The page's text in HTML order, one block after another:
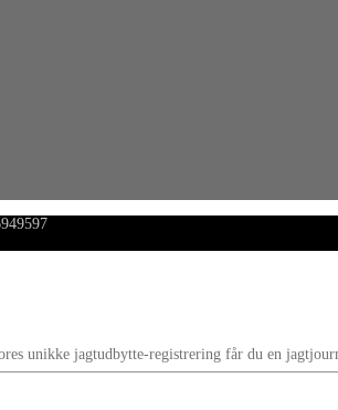
unikke jagtudbytte-registrering får du en